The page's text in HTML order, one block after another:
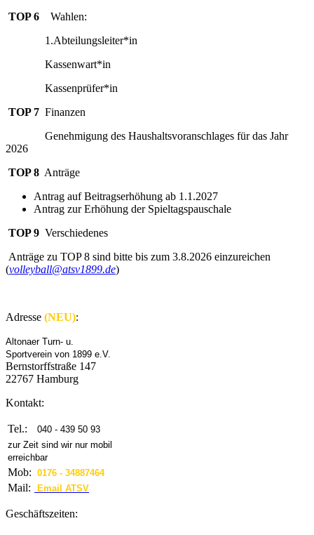
TOP 6 Wahlen:
1.Abteilungsleiter*in
Kassenwart*in
Kassenprüfer*in
TOP 7 Finanzen
Genehmigung des Haushaltsvoranschlages für das Jahr
2026
TOP 8 Anträge
Antrag auf Beitragserhöhung ab 1.1.2027
Antrag zur Erhöhung der Spieltagspauschale
TOP 9 Verschiedenes
Anträge zu TOP 8 sind bitte bis zum 3.8.2026 einzureichen
(volleyball@atsv1899.de)
Adresse (NEU):
Altonaer Turn- u.
Sportverein von 1899 e.V.
Bernstorffstraße 147
22767 Hamburg
Kontakt:
Tel.:
040 - 439 50 93
zur Zeit sind wir nur mobil
erreichbar
Mob: 0176 - 34887464
Mail: Email ATSV
Geschäftszeiten: